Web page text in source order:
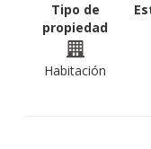
Tipo de
propiedad
Habitación